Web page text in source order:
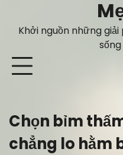
contentKhởi nguồn những
Chọn bỉm
chẳng lo hằm